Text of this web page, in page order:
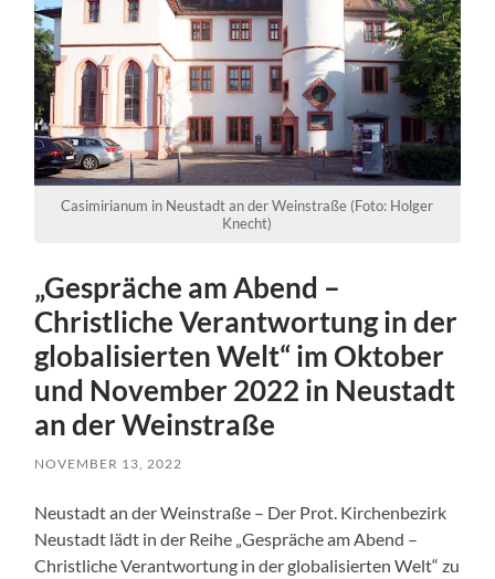
Casimirianum in Neustadt an der Weinstraße (Foto: Holger
Knecht)
„Gespräche am Abend –
Christliche Verantwortung in der
globalisierten Welt“ im Oktober
und November 2022 in Neustadt
an der Weinstraße
NOVEMBER 13, 2022
Neustadt an der Weinstraße – Der Prot. Kirchenbezirk
Neustadt lädt in der Reihe „Gespräche am Abend –
Christliche Verantwortung in der globalisierten Welt“ zu